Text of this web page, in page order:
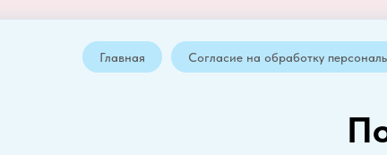
Главная Согласие на обработку